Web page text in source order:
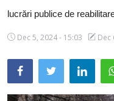
SERVICII SECTOR
ADMINISTRAŢIA
Transparența
lucrări publice de
Dec 5, 2024 - 15:03 Dec